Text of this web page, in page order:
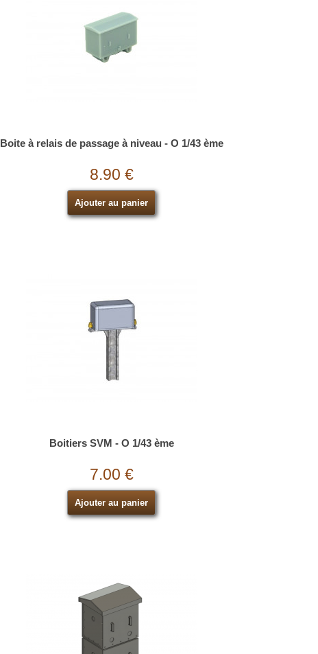
Boite à relais de passage à niveau - O 1/43 ème
8.90 €
Ajouter au panier
Boitiers SVM - O 1/43 ème
7.00 €
Ajouter au panier